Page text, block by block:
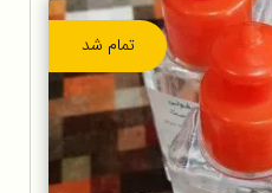
تمام شد